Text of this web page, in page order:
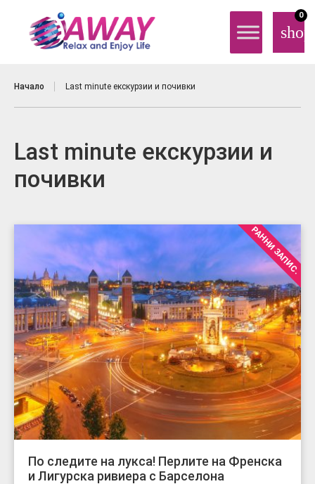
0
Начало Last minute екскурзии и почивки
Last minute екскурзии и
почивки
РАННИ ЗАПИС.
По следите на лукса! Перлите на Френска
и Лигурска ривиера с Барселона